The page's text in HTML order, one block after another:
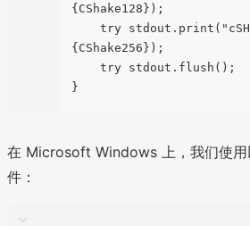
{CShake128});
{CShake256});
在 Microsoft Windows 上，我们使用
件：